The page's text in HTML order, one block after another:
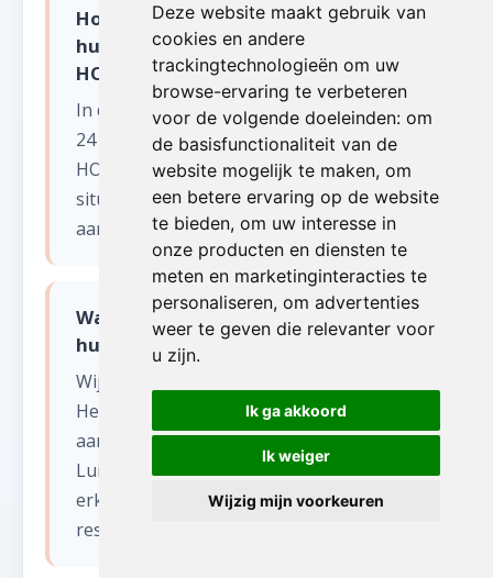
Deze website maakt gebruik van
cookies en andere
trackingtechnologieën om uw
browse-ervaring te verbeteren
voor de volgende doeleinden: om
de basisfunctionaliteit van de
website mogelijk te maken, om
een betere ervaring op de website
te bieden, om uw interesse in
onze producten en diensten te
meten en marketinginteracties te
personaliseren, om advertenties
weer te geven die relevanter voor
u zijn.
Ik ga akkoord
Ik weiger
Wijzig mijn voorkeuren
Hoe snel kunnen jullie starten met
huis leegmaken in GRÂCE-
HOLLOGNE?
In de meeste gevallen kunnen wij binnen
24 tot 48 uur starten in GRÂCE-
HOLLOGNE (Luik). Voor dringende
situaties bieden wij ook een spoedservice
aan, zelfs in het weekend.
Wat gebeurt er met de spullen na
huis leegmaken?
Wij sorteren alles zorgvuldig.
Herbruikbare items worden gedoneerd
aan kringloopwinkels en goede doelen in
Luik. Recycleerbaar materiaal gaat naar
erkende verwerkingscentra. Enkel
restafval wordt afgevoerd.